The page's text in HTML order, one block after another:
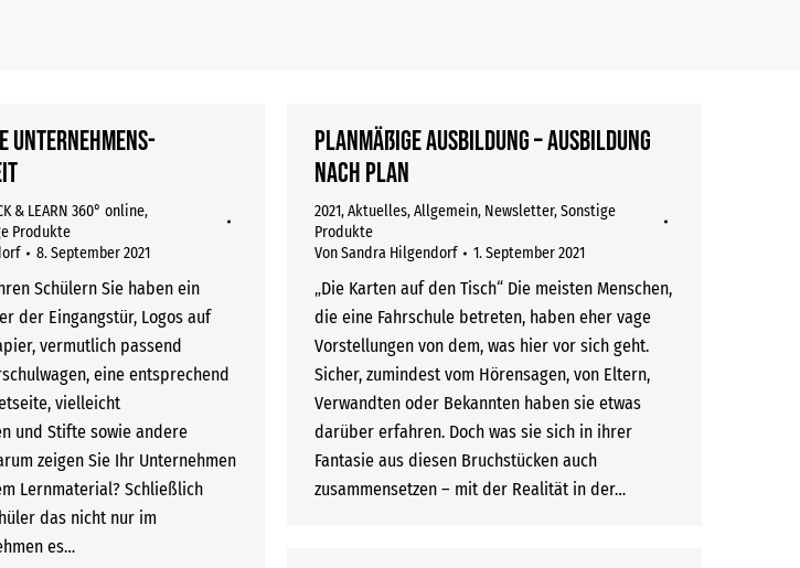
Unternehmens-
& LEARN 360° online,
Produkte
8. September 2021
Schülern Sie haben ein
der Eingangstür, Logos auf
vermutlich passend
eine entsprechend
vielleicht
und Stifte sowie andere
zeigen Sie Ihr Unternehmen
Lernmaterial? Schließlich
das nicht nur im
es…
Planmäßige Ausbildung – Ausbildung
nach Plan
2021,Aktuelles,Allgemein, Newsletter,Sonstige
Produkte
VonSandra Hilgendorf 1. September 2021
„Die Karten auf den Tisch“ Die meisten Menschen,
die eine Fahrschule betreten, haben eher vage
Vorstellungen von dem, was hier vor sich geht.
Sicher, zumindest vom Hörensagen, von Eltern,
Verwandten oder Bekannten haben sie etwas
darüber erfahren. Doch was sie sich in ihrer
Fantasie aus diesen Bruchstücken auch
zusammensetzen – mit der Realität in der…